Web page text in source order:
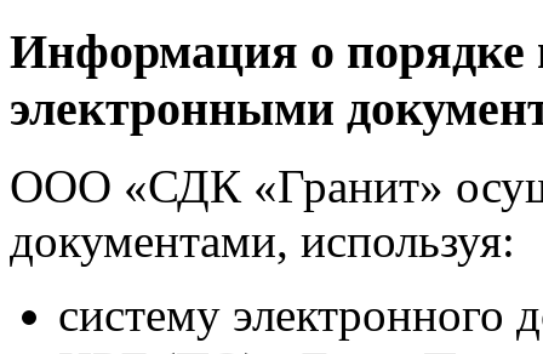
Информация о порядке
электронными
ООО «СДК «Гранит»
документами, используя:
систему